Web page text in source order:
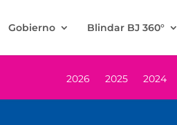
Gobierno Blindar BJ 360°
2026 2025 2024